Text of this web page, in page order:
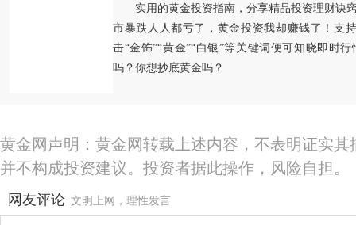
实用的黄金投资指南，分享精品投资理财诀
市暴跌人人都亏了，黄金投资我却赚钱了！支
击“金饰”“黄金”“白银”等关键词便可知晓即时
吗？你想抄底黄金吗？
黄金网声明：黄金网转载上述内容，不表明证实
并不构成投资建议。投资者据此操作，风险自担。
网友评论 文明上网，理性发言